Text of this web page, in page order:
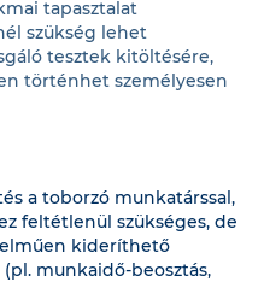
tapasztalat
szükség lehet
tesztek kitöltésére,
történhet személyesen
a toborzó munkatárssal,
feltétlenül szükséges, de
kideríthető
munkaidő-beosztás,